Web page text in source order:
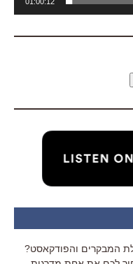
המבקרים והפודקאסט?